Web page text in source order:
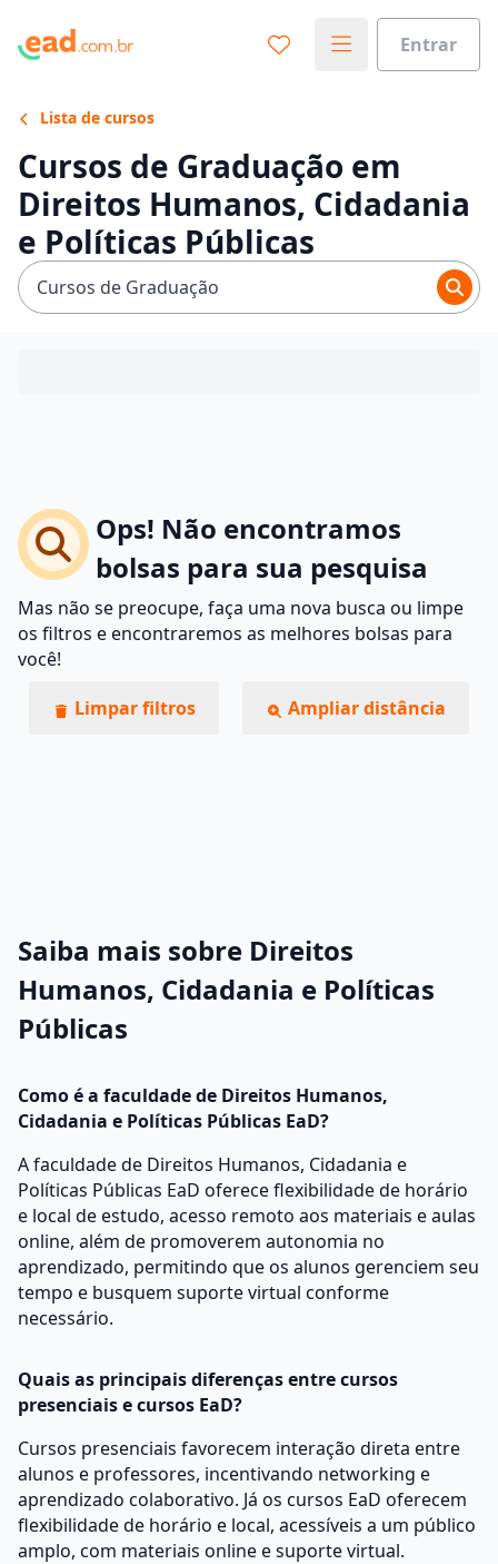
Entrar
Lista de cursos
Cursos de Graduação em
Direitos Humanos, Cidadania
e Políticas Públicas
Cursos de Graduação
Ops! Não encontramos
bolsas para sua pesquisa
Mas não se preocupe, faça uma nova busca ou limpe
os filtros e encontraremos as melhores bolsas para
você!
Limpar filtros
Ampliar distância
Saiba mais sobre Direitos
Humanos, Cidadania e Políticas
Públicas
Como é a faculdade de Direitos Humanos,
Cidadania e Políticas Públicas EaD?
A faculdade de Direitos Humanos, Cidadania e
Políticas Públicas EaD oferece flexibilidade de horário
e local de estudo, acesso remoto aos materiais e aulas
online, além de promoverem autonomia no
aprendizado, permitindo que os alunos gerenciem seu
tempo e busquem suporte virtual conforme
necessário.
Quais as principais diferenças entre cursos
presenciais e cursos EaD?
Cursos presenciais favorecem interação direta entre
alunos e professores, incentivando networking e
aprendizado colaborativo. Já os cursos EaD oferecem
flexibilidade de horário e local, acessíveis a um público
amplo, com materiais online e suporte virtual.